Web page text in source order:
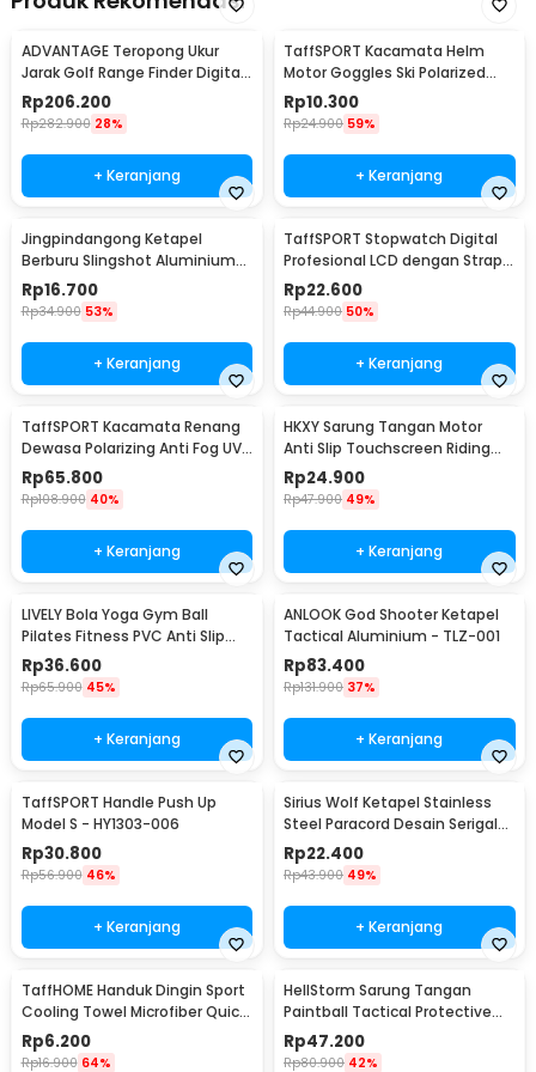
ADVANTAGE Teropong Ukur
Jarak Golf Range Finder Digital
7x18 - AD-964
Rp206.200
Rp282.900 28%
+ Keranjang
TaffSPORT Kacamata Helm
Motor Goggles Ski Polarized
UV400 Windproof - X400
Rp10.300
Rp24.900 59%
+ Keranjang
Jingpindangong Ketapel
Berburu Slingshot Aluminium
Alloy - OD-014
Rp16.700
Rp34.900 53%
+ Keranjang
TaffSPORT Stopwatch Digital
Profesional LCD dengan Strap -
ZSD-808
Rp22.600
Rp44.900 50%
+ Keranjang
TaffSPORT Kacamata Renang
Dewasa Polarizing Anti Fog UV
Protection - GOG-3610
Rp65.800
Rp108.900 40%
+ Keranjang
HKXY Sarung Tangan Motor
Anti Slip Touchscreen Riding
Glove 1 Pair M
Rp24.900
Rp47.900 49%
+ Keranjang
LIVELY Bola Yoga Gym Ball
Pilates Fitness PVC Anti Slip
55cm
Rp36.600
Rp65.900 45%
+ Keranjang
ANLOOK God Shooter Ketapel
Tactical Aluminium - TLZ-001
Rp83.400
Rp131.900 37%
+ Keranjang
TaffSPORT Handle Push Up
Model S - HY1303-006
Rp30.800
Rp56.900 46%
+ Keranjang
Sirius Wolf Ketapel Stainless
Steel Paracord Desain Serigala
- HW-GJ049
Rp22.400
Rp43.900 49%
+ Keranjang
TaffHOME Handuk Dingin Sport
Cooling Towel Microfiber Quick
Dry - SH-C00290
Rp6.200
Rp16.900 64%
HellStorm Sarung Tangan
Paintball Tactical Protective
Gloves Nylon L - HS210
Rp47.200
Rp80.900 42%